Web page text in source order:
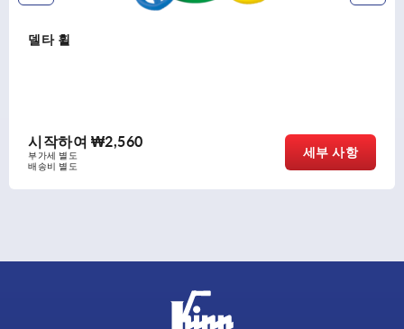
스포크 핸드 휠, 스테인리스 스틸판
시작하여 ₩99,020
부가세 별도
배송비 별도
세부 사항